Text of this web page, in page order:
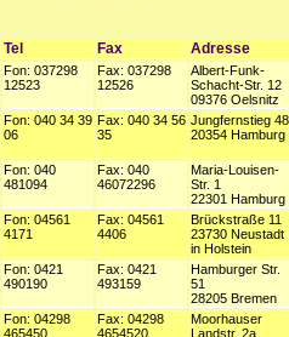
Tel Fax Adresse
Fon: 037298
12523
Fax: 037298
12526
Albert-Funk-
Schacht-Str. 12
09376 Oelsnitz
Fon: 040 34 39
06
Fax: 040 34 56
35
Jungfernstieg 48
20354 Hamburg
Fon: 040
481094
Fax: 040
46072296
Maria-Louisen-
Str. 1
22301 Hamburg
Fon: 04561
4171
Fax: 04561
4406
Brückstraße 11
23730 Neustadt
in Holstein
Fon: 0421
490190
Fax: 0421
493159
Hamburger Str.
51
28205 Bremen
Fon: 04298
465450
Fax: 04298
4654520
Moorhauser
Landstr. 2a